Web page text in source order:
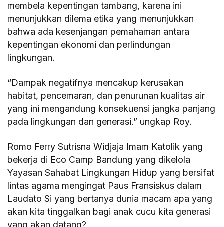
membela kepentingan tambang, karena ini
menunjukkan dilema etika yang menunjukkan
bahwa ada kesenjangan pemahaman antara
kepentingan ekonomi dan perlindungan
lingkungan.
“Dampak negatifnya mencakup kerusakan
habitat, pencemaran, dan penurunan kualitas air
yang ini mengandung konsekuensi jangka panjang
pada lingkungan dan generasi.” ungkap Roy.
Romo Ferry Sutrisna Widjaja Imam Katolik yang
bekerja di Eco Camp Bandung yang dikelola
Yayasan Sahabat Lingkungan Hidup yang bersifat
lintas agama mengingat Paus Fransiskus dalam
Laudato Si yang bertanya dunia macam apa yang
akan kita tinggalkan bagi anak cucu kita generasi
yang akan datang?